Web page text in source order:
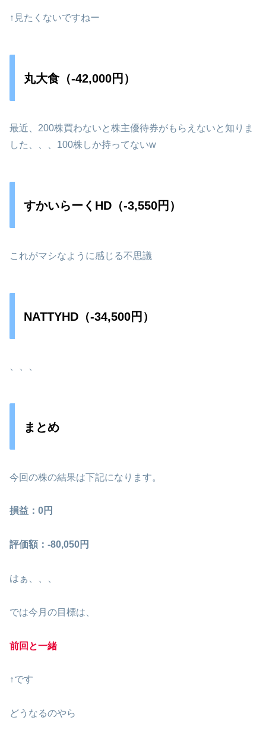
↑見たくないですねー
丸大食（-42,000円）
最近、200株買わないと株主優待券がもらえないと知りま
した、、、100株しか持ってないw
すかいらーくHD（-3,550円）
これがマシなように感じる不思議
NATTYHD（-34,500円）
まとめ
今回の株の結果は下記になります。
損益：0円
評価額：-80,050円
はぁ、、、
では今月の目標は、
前回と一緒
↑です
どうなるのやら